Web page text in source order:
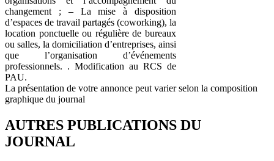
changement ; – La mise à disposition
d’espaces de travail partagés (coworking), la
location ponctuelle ou régulière de bureaux
ou salles, la domiciliation d’entreprises, ainsi
que l’organisation d’événements
professionnels. . Modification au RCS de
PAU.
La présentation de votre annonce peut varier selon la composition
graphique du journal
AUTRES PUBLICATIONS DU
JOURNAL